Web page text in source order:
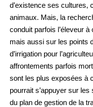
d’existence ses cultures,
animaux. Mais, la
conduit parfois l’éleveur
mais aussi sur les points
d’irrigation pour
affrontements parfois
sont les plus exposées à
pourrait s’appuyer sur
du plan de gestion de la